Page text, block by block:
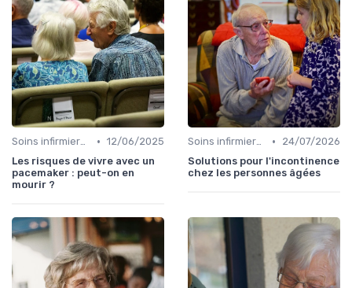
Soins infirmiers à domicile • 12/06/2025
Les risques de vivre avec un
pacemaker : peut-on en
mourir ?
Soins infirmiers à domicile •
24/07/2026
Solutions pour l'incontinence
chez les personnes âgées